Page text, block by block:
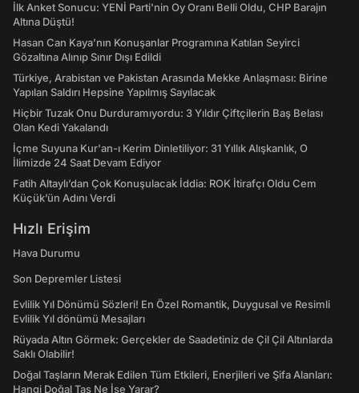
İlk Anket Sonucu: YENİ Parti'nin Oy Oranı Belli Oldu, CHP Barajın
Altına Düştü!
Hasan Can Kaya’nın Konuşanlar Programına Katılan Seyirci
Gözaltına Alınıp Sınır Dışı Edildi
Türkiye, Arabistan ve Pakistan Arasında Mekke Anlaşması: Birine
Yapılan Saldırı Hepsine Yapılmış Sayılacak
Hiçbir Tuzak Onu Durduramıyordu: 3 Yıldır Çiftçilerin Baş Belası
Olan Kedi Yakalandı
İçme Suyuna Kur'an-ı Kerim Dinletiliyor: 31 Yıllık Alışkanlık, O
İlimizde 24 Saat Devam Ediyor
Fatih Altaylı’dan Çok Konuşulacak İddia: ROK İtirafçı Oldu Cem
Küçük’ün Adını Verdi
Hızlı Erişim
Hava Durumu
Son Depremler Listesi
Evlilik Yıl Dönümü Sözleri! En Özel Romantik, Duygusal ve Resimli
Evlilik Yıl dönümü Mesajları
Rüyada Altın Görmek: Gerçekler de Saadetiniz de Çil Çil Altınlarda
Saklı Olabilir!
Doğal Taşların Merak Edilen Tüm Etkileri, Enerjileri ve Şifa Alanları:
Hangi Doğal Taş Ne İşe Yarar?